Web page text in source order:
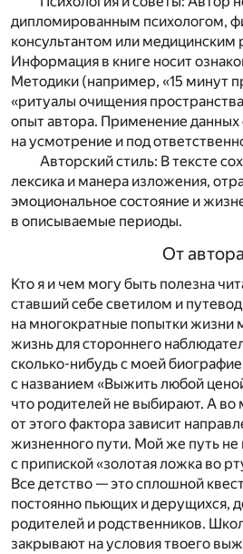
дипломированным психологом,
консультантом или медицинским
Информация в книге носит
Методики (например, «15 минут
«ритуалы очищения
опыт автора. Применение данных
на усмотрение и под
Авторский стиль: В тексте
лексика и манера изложения,
эмоциональное состояние и
в описываемые периоды.
От автора
Кто я и чем могу быть полезна
ставший себе светилом и
на многократные попытки жизни
жизнь для стороннего
сколько-нибудь с моей
с названием «Выжить любой
что родителей не выбирают. А
от этого фактора зависит
жизненного пути. Мой же путь не
с припиской «золотая ложка во
Все детство — это сплошной
постоянно пьющих и дерущихся,
родителей и родственников.
закрывают на условия твоего